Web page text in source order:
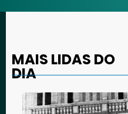
MAIS LIDAS DO
DIA